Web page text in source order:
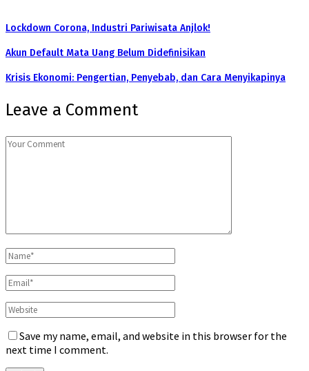
Lockdown Corona, Industri Pariwisata Anjlok!
Akun Default Mata Uang Belum Didefinisikan
Krisis Ekonomi: Pengertian, Penyebab, dan Cara Menyikapinya
Leave a Comment
Save my name, email, and website in this browser for the
next time I comment.